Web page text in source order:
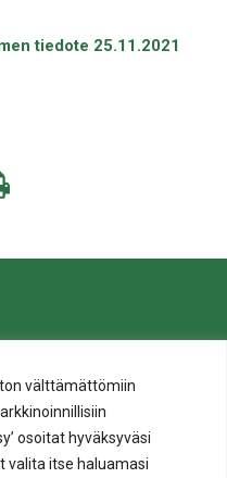
välttämättömiin
osoitat hyväksyväsi
valita itse haluamasi
tiedote 25.11.2021